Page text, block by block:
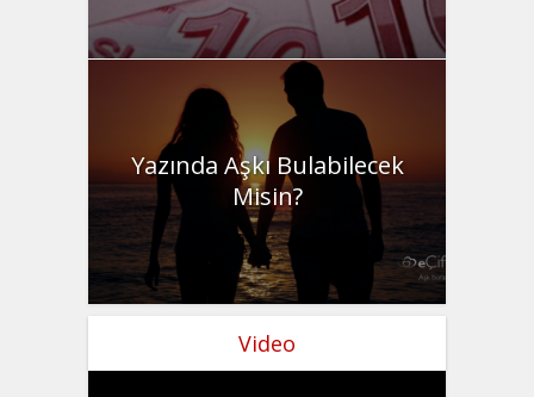
Yazında Aşkı Bulabilecek
Misin?
Video